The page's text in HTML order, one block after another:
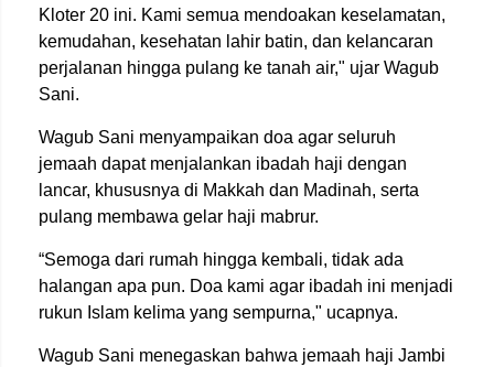
Kloter 20 ini. Kami semua mendoakan keselamatan,
kemudahan, kesehatan lahir batin, dan kelancaran
perjalanan hingga pulang ke tanah air," ujar Wagub
Sani.
Wagub Sani menyampaikan doa agar seluruh
jemaah dapat menjalankan ibadah haji dengan
lancar, khususnya di Makkah dan Madinah, serta
pulang membawa gelar haji mabrur.
“Semoga dari rumah hingga kembali, tidak ada
halangan apa pun. Doa kami agar ibadah ini menjadi
rukun Islam kelima yang sempurna," ucapnya.
Wagub Sani menegaskan bahwa jemaah haji Jambi